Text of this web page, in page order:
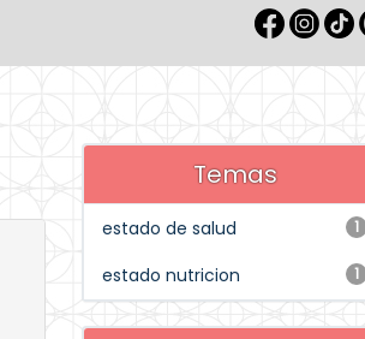
Temas
1
estado de salud
1
estado nutricion